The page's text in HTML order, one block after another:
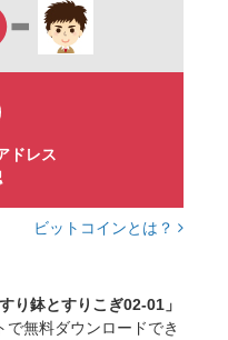
ドレス
ビットコインとは？
り鉢とすりこぎ02-01」
で無料ダウンロードでき